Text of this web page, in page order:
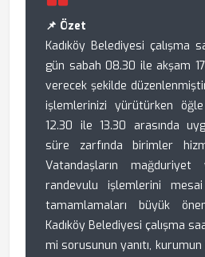
📌 Özet
Kadıköy Belediyesi çalışma
gün sabah 08.30 ile akşam
verecek şekilde
işlemlerinizi yürütürken
12.30 ile 13.30 arasında
süre zarfında birimler
Vatandaşların mağduriyet
randevulu işlemlerini
tamamlamaları büyük
Kadıköy Belediyesi çalışma
mi sorusunun yanıtı,